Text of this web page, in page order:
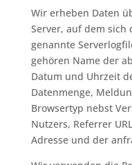
Wir erheben Daten
Server, auf dem sich
genannte
gehören Name der
Datum und Uhrzeit
Datenmenge,
Browsertyp nebst
Nutzers, Referrer
Adresse und der